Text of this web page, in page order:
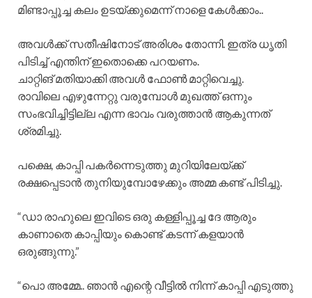
മിണ്ടാപ്പൂച്ച കലം ഉടയ്ക്കുമെന്ന് നാളെ കേൾക്കാം..
അവൾക്ക് സതീഷിനോട് അരിശം തോന്നി. ഇത്ര ധൃതി
പിടിച്ച് എന്തിന് ഇതൊക്കെ പറയണം.
ചാറ്റിങ് മതിയാക്കി അവൾ ഫോൺ മാറ്റിവെച്ചു.
രാവിലെ എഴുന്നേറ്റു വരുമ്പോൾ മുഖത്ത് ഒന്നും
സംഭവിച്ചിട്ടില്ല എന്ന ഭാവം വരുത്താൻ ആകുന്നത്
ശ്രമിച്ചു.
പക്ഷെ, കാപ്പി പകർന്നെടുത്തു മുറിയിലേയ്ക്ക്
രക്ഷപ്പെടാൻ തുനിയുമ്പോഴേക്കും അമ്മ കണ്ട് പിടിച്ചു.
“ഡാ രാഹുലെ ഇവിടെ ഒരു കള്ളിപ്പൂച്ച ദേ ആരും
കാണാതെ കാപ്പിയും കൊണ്ട് കടന്ന് കളയാൻ
ഒരുങ്ങുന്നു.”
“പൊ അമ്മേ.. ഞാൻ എന്റെ വീട്ടിൽ നിന്ന് കാപ്പി എടുത്തു